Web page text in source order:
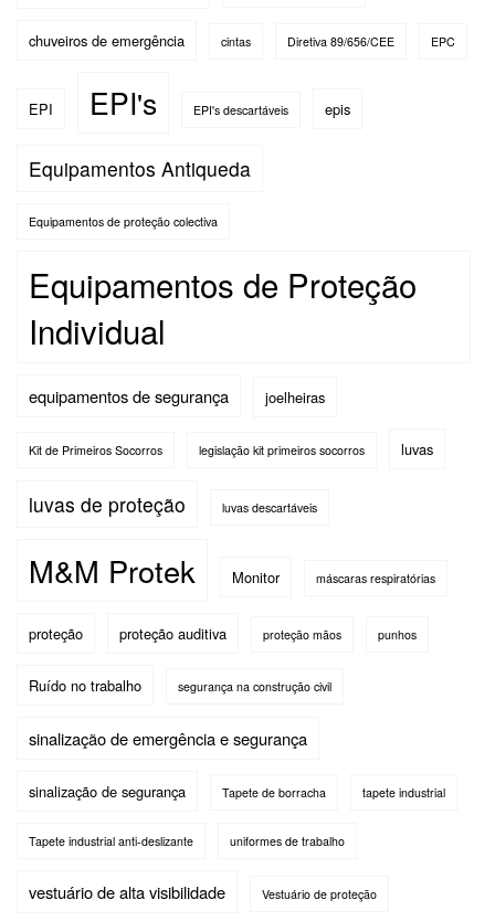
chuveiros de emergência cintas Diretiva 89/656/CEE EPC
EPI EPI's EPI's descartáveis epis
Equipamentos Antiqueda
Equipamentos de proteção colectiva
Equipamentos de Proteção
Individual
equipamentos de segurança joelheiras
Kit de Primeiros Socorros legislação kit primeiros socorros luvas
luvas de proteção luvas descartáveis
M&M Protek Monitor máscaras respiratórias
proteção proteção auditiva proteção mãos punhos
Ruído no trabalho segurança na construção civil
sinalização de emergência e segurança
sinalização de segurança Tapete de borracha tapete industrial
Tapete industrial anti-deslizante uniformes de trabalho
vestuário de alta visibilidade Vestuário de proteção